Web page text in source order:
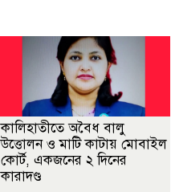
কালিহাতীতে অবৈধ বালু
উত্তোলন ও মাটি কাটায় মোবাইল
কোর্ট, একজনের ২ দিনের
কারাদণ্ড